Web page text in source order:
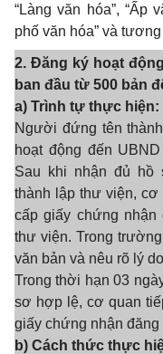
“Làng văn hóa”, “Ấp
phố văn hóa” và
2. Đăng ký hoạt
ban đầu từ 500 bản
a) Trình tự thực hiện:
Người đứng tên
hoạt động đến
Sau khi nhận đủ
thành lập thư viện,
cấp giấy chứng
thư viện. Trong
văn bản và nêu rõ lý
Trong thời hạn 03
sơ hợp lệ, cơ quan
giấy chứng nhận
b) Cách thức thực